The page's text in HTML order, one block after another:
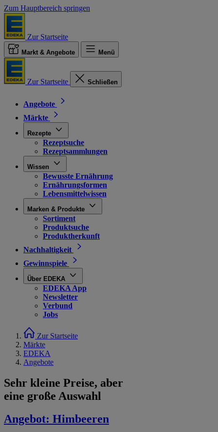
Zum Hauptbereich springen
Zur Startseite
Markt & Angebote Menü
Zur Startseite Schließen
Angebote
Märkte
Rezepte
Rezeptsuche
Rezeptsammlungen
Wissen
Bewusste Ernährung
Ernährungsformen
Lebensmittelwissen
Marken & Produkte
Sortiment
Produktsuche
Produktherkunft
Nachhaltigkeit
Gewinnspiele
Über EDEKA
EDEKA App
Newsletter
Verbund
Jobs
Zur Startseite
Märkte
EDEKA
Angebote
Sehr kleine Preise, aber
eine große Auswahl
Angebot: Himbeeren